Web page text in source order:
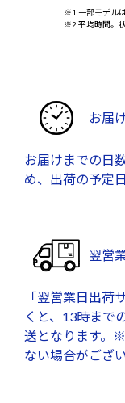
※1 一部モデル
※2 平均時間。
お届
お届けまでの日
め、出荷の予定
翌営
「翌営業日出荷
くと、13時まで
送となります。
ない場合がござい